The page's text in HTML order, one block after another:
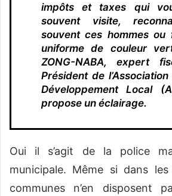
impôts et taxes qui
souvent visite,
souvent ces hommes ou
uniforme de couleur
ZONG-NABA, expert
Président de
Développement Local
propose un éclairage.
Oui il s’agit de la police
municipale. Même si dans
communes n’en disposent